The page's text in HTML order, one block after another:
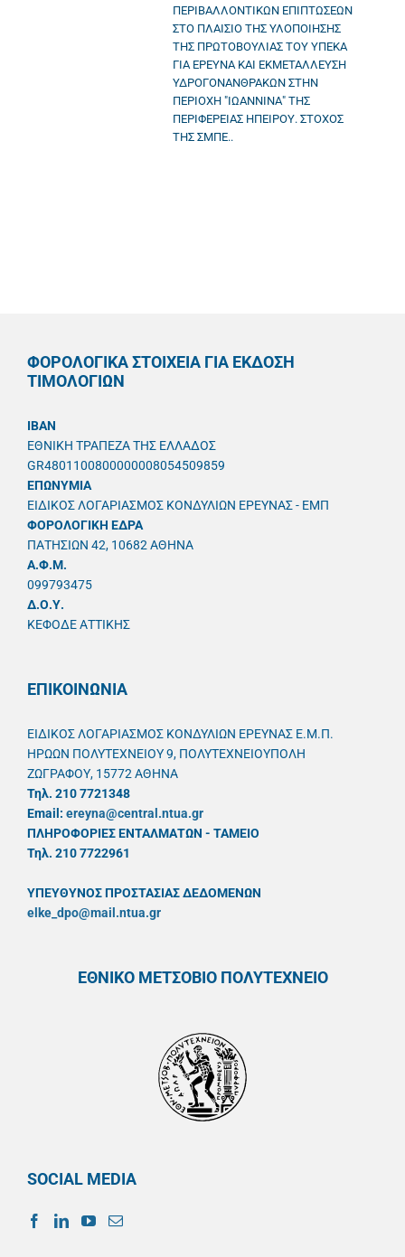
ΠΕΡΙΒΑΛΛΟΝΤΙΚΩΝ ΕΠΙΠΤΩΣΕΩΝ
ΣΤΟ ΠΛΑΙΣΙΟ ΤΗΣ ΥΛΟΠΟΙΗΣΗΣ
ΤΗΣ ΠΡΩΤΟΒΟΥΛΙΑΣ ΤΟΥ ΥΠΕΚΑ
ΓΙΑ ΕΡΕΥΝΑ ΚΑΙ ΕΚΜΕΤΑΛΛΕΥΣΗ
ΥΔΡΟΓΟΝΑΝΘΡΑΚΩΝ ΣΤΗΝ
ΠΕΡΙΟΧΗ "ΙΩΑΝΝΙΝΑ" ΤΗΣ
ΠΕΡΙΦΕΡΕΙΑΣ ΗΠΕΙΡΟΥ. ΣΤΟΧΟΣ
ΤΗΣ ΣΜΠΕ..
ΦΟΡΟΛΟΓΙΚΑ ΣΤΟΙΧΕΙΑ ΓΙΑ ΕΚΔΟΣΗ
ΤΙΜΟΛΟΓΙΩΝ
IBAN
ΕΘΝΙΚΗ ΤΡΑΠΕΖΑ ΤΗΣ ΕΛΛΑΔΟΣ
GR4801100800000008054509859
ΕΠΩΝΥΜΙΑ
ΕΙΔΙΚΟΣ ΛΟΓΑΡΙΑΣΜΟΣ ΚΟΝΔΥΛΙΩΝ ΕΡΕΥΝΑΣ - ΕΜΠ
ΦΟΡΟΛΟΓΙΚΗ ΕΔΡΑ
ΠΑΤΗΣΙΩΝ 42, 10682 ΑΘΗΝΑ
A.Φ.Μ.
099793475
Δ.Ο.Υ.
ΚΕΦΟΔΕ ΑΤΤΙΚΗΣ
ΕΠΙΚΟΙΝΩΝΙΑ
ΕΙΔΙΚΟΣ ΛΟΓΑΡΙΑΣΜΟΣ ΚΟΝΔΥΛΙΩΝ ΕΡΕΥΝΑΣ Ε.Μ.Π.
ΗΡΩΩΝ ΠΟΛΥΤΕΧΝΕΙΟΥ 9, ΠΟΛΥΤΕΧΝΕΙΟΥΠΟΛΗ
ΖΩΓΡΑΦΟΥ, 15772 ΑΘΗΝΑ
Τηλ. 210 7721348
Email: ereyna@central.ntua.gr
ΠΛΗΡΟΦΟΡΙΕΣ ΕΝΤΑΛΜΑΤΩΝ - ΤΑΜΕΙΟ
Τηλ. 210 7722961
ΥΠΕΥΘYΝΟΣ ΠΡΟΣΤΑΣΙΑΣ ΔΕΔΟΜΕΝΩΝ
elke_dpo@mail.ntua.gr
ΕΘΝΙΚΟ ΜΕΤΣΟΒΙΟ ΠΟΛΥΤΕΧΝΕΙΟ
SOCIAL MEDIA